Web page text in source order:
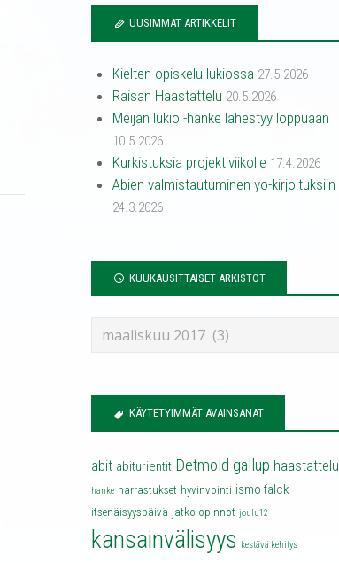
UUSIMMAT ARTIKKELIT
Kielten opiskelu lukiossa 27.5.2026
Raisan Haastattelu 20.5.2026
Meijän lukio -hanke lähestyy loppuaan
10.5.2026
Kurkistuksia projektiviikolle 17.4.2026
Abien valmistautuminen yo-kirjoituksiin
24.3.2026
KUUKAUSITTAISET ARKISTOT
KÄYTETYIMMÄT AVAINSANAT
abit abiturientit Detmold gallup haastattelu
hanke harrastukset hyvinvointi ismo falck
itsenäisyyspäivä jatko-opinnot joulu12
kansainvälisyys kestävä kehitys